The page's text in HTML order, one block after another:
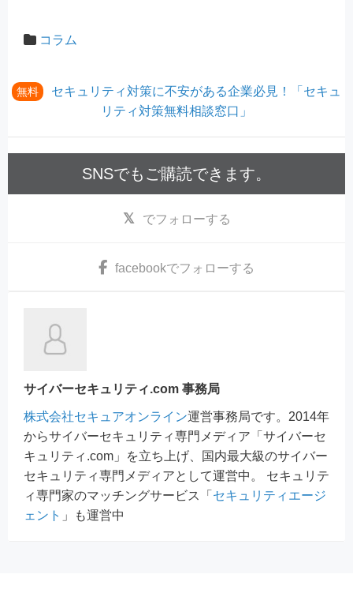
コラム
無料
セキュリティ対策に不安がある企業必見！「セキュ
リティ対策無料相談窓口」
SNSでもご購読できます。
でフォローする
facebookでフォローする
サイバーセキュリティ.com 事務局
株式会社セキュアオンライン運営事務局です。2014年
からサイバーセキュリティ専門メディア「サイバーセ
キュリティ.com」を立ち上げ、国内最大級のサイバー
セキュリティ専門メディアとして運営中。 セキュリテ
ィ専門家のマッチングサービス「 セキュリティエージ
ェント 」も運営中